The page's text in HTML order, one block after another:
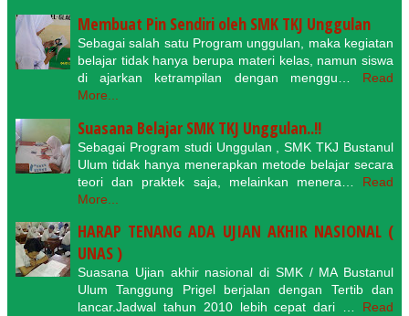
Membuat Pin Sendiri oleh SMK TKJ Unggulan
Sebagai salah satu Program unggulan, maka kegiatan
belajar tidak hanya berupa materi kelas, namun siswa
di ajarkan ketrampilan dengan menggu…
Read
More...
Suasana Belajar SMK TKJ Unggulan..!!
Sebagai Program studi Unggulan , SMK TKJ Bustanul
Ulum tidak hanya menerapkan metode belajar secara
teori dan praktek saja, melainkan menera…
Read
More...
HARAP TENANG ADA UJIAN AKHIR NASIONAL (
UNAS )
Suasana Ujian akhir nasional di SMK / MA Bustanul
Ulum Tanggung Prigel berjalan dengan Tertib dan
lancar.Jadwal tahun 2010 lebih cepat dari …
Read